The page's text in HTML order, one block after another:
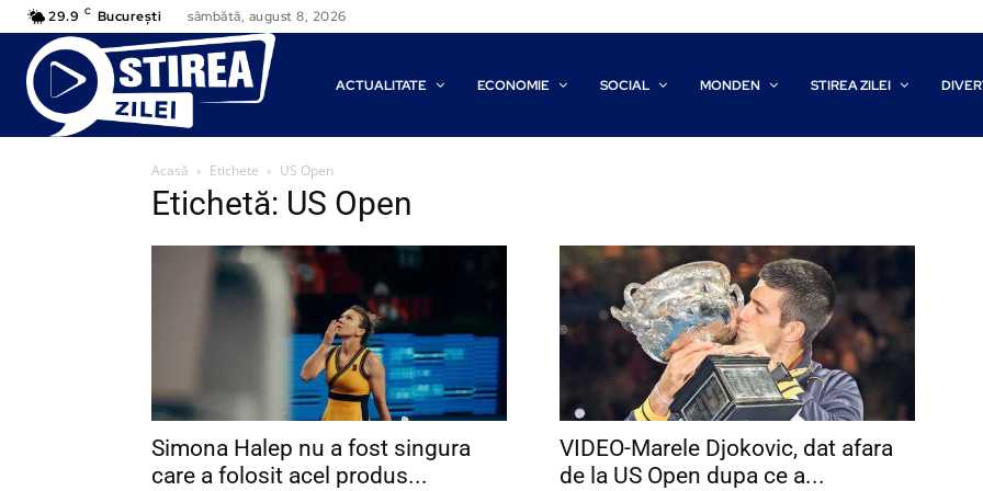
29.9 C București sâmbătă, august 8, 2026
ACTUALITATE ECONOMIE SOCIAL MONDEN STIREA ZILEI
Acasă Etichete US Open
Etichetă: US Open
Simona Halep nu a fost singura
care a folosit acel produs...
VIDEO-Marele Djokovic, dat afara
de la US Open dupa ce a...